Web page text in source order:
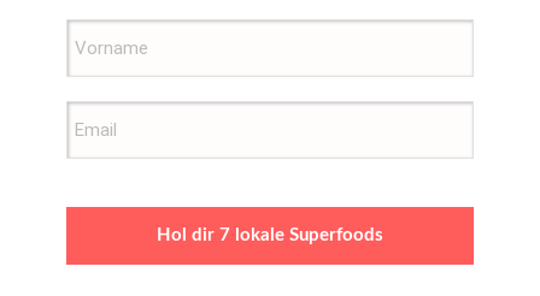
Hol dir 7 lokale Superfoods